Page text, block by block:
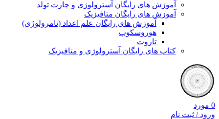
آموزش های رایگان آسترولوژی و چارت تولد
آموزش های رایگان متافیزیک
آموزش های رایگان علم اعداد (نامرولوژی)
هوروسکوپ
تاروت
کتاب های رایگان آسترولوژی و متافیزیک
0 مورد
ورود / ثبت نام